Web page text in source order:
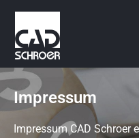
Zum
Inhalt
springen
Impressum
Impressum CAD Schroer